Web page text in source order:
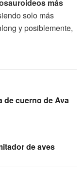
más
solo más
y posiblemente,
de cuerno de Ava
de aves